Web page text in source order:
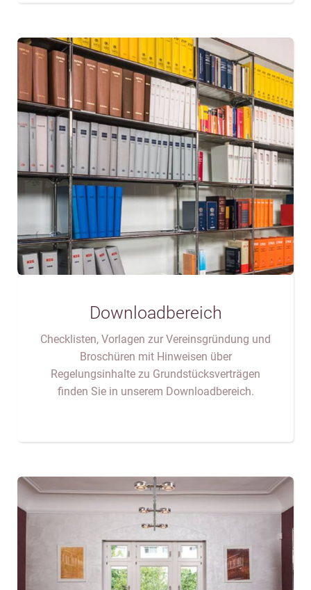
Downloadbereich
Checklisten, Vorlagen zur Vereinsgründung und
Broschüren mit Hinweisen über
Regelungsinhalte zu Grundstücksverträgen
finden Sie in unserem Downloadbereich.